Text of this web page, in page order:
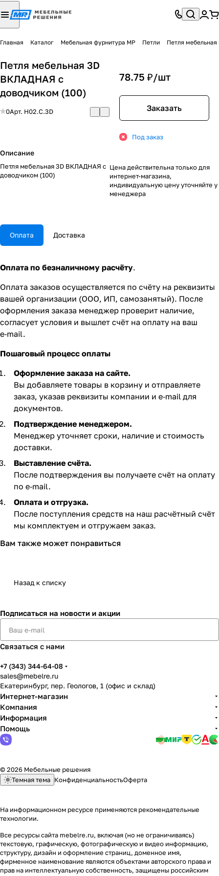
Главная Каталог Мебельная фурнитура МР Петли Петля
Петля мебельная 3D
ВКЛАДНАЯ с
доводчиком (100)
0Арт. H02.С.3D
Описание
Петля мебельная 3D ВКЛАДНАЯ с
доводчиком (100)
78.75 ₽/шт
Заказать
Под заказ
Цена действительна только для
интернет-магазина,
индивидуальную цену уточняйте у
менеджера
Оплата Доставка
Оплата по безналичному расчёту.
Оплата заказов осуществляется по счёту на реквизиты
вашей организации (ООО, ИП, самозанятый). После
оформления заказа менеджер проверит наличие,
согласует условия и вышлет счёт на оплату на ваш
e‑mail.
Пошаговый процесс оплаты
Оформление заказа на сайте.
Вы добавляете товары в корзину и отправляете
заказ, указав реквизиты компании и e‑mail для
документов.
Подтверждение менеджером.
Менеджер уточняет сроки, наличие и стоимость
доставки.
Выставление счёта.
После подтверждения вы получаете счёт на оплату
по e‑mail. ​
Оплата и отгрузка.
После поступления средств на наш расчётный счёт
мы комплектуем и отгружаем заказ.​
Вам также может понравиться
Назад к списку
Подписаться на новости и акции
Связаться с нами
+7 (343) 344-64-08
sales@mebelre.ru
Екатеринбург, пер. Геологов, 1 (офис и склад)
Интернет-магазин
Компания
Информация
Помощь
© 2026 Мебельные решения
Темная тема КонфиденциальностьОферта
На информационном ресурсе применяются рекомендательные
технологии.
Все ресурсы сайта mebelre.ru, включая (но не ограничиваясь)
текстовую, графическую, фотографическую и видео информацию,
структуру, дизайн и оформление страниц, доменное имя,
фирменное наименование являются объектами авторского права и
прав на интеллектуальную собственность, защищены российским